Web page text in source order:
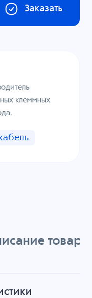
Заказать
клеммных
товара